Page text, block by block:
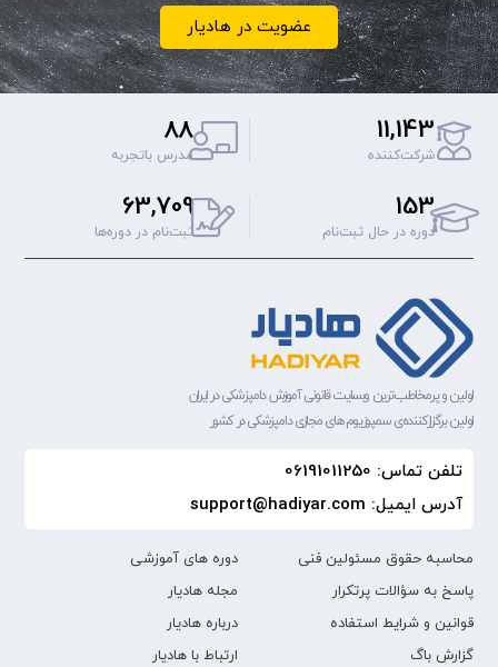
عضویت در هادیار
11,143
شرکت‌کننده
88
مدرس باتجربه
153
دوره‌ در حال ثبت‌نام
63,709
ثبت‌نام‌ در دوره‌ها
دوره های آموزشی
مجله هادیار
درباره هادیار
ارتباط با هادیار
محاسبه حقوق مسئولین فنی
پاسخ به سؤالات پرتکرار
قوانین و شرایط استفاده
گزارش باگ
اولین و پرمخاطب‌ترین وبسایت قانونی آموزش دامپزشکی در ایران
اولین برگزارکننده‌ی سمپوزیوم های مجازی دامپزشکی در کشور
تلفن تماس: 06191011250
آدرس ایمیل: support@hadiyar.com